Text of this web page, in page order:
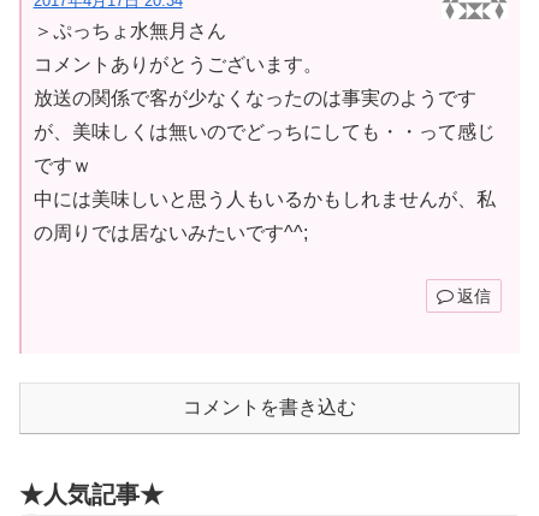
＞ぷっちょ水無月さん
コメントありがとうございます。
放送の関係で客が少なくなったのは事実のようです
が、美味しくは無いのでどっちにしても・・って感じ
ですｗ
中には美味しいと思う人もいるかもしれませんが、私
の周りでは居ないみたいです^^;
返信
コメントを書き込む
★人気記事★